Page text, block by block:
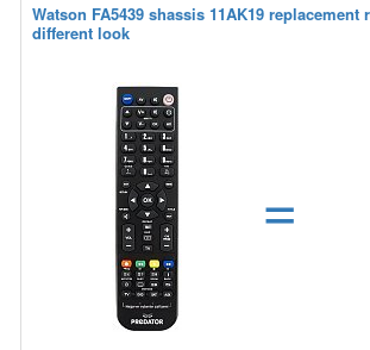
Watson FA5439 shassis 11AK19 replacement
different look
=